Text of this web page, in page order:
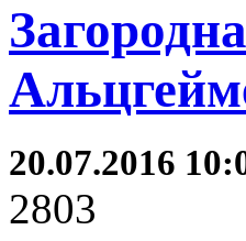
20.07.2016
2803